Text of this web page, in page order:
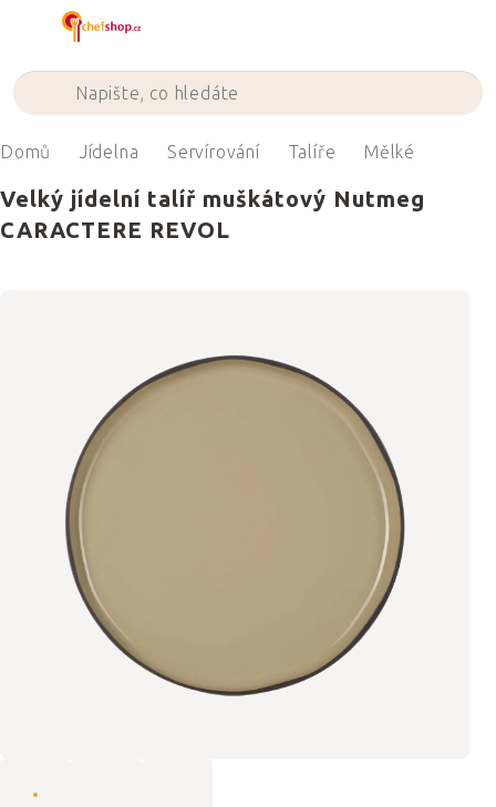
Domů Jídelna Servírování Talíře Mělké
Velký jídelní talíř muškátový Nutmeg
CARACTERE REVOL